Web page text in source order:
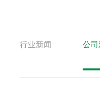
行业新闻 公司